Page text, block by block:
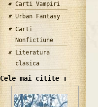
Carti Vampiri
Urban Fantasy
Carti
Nonfictiune
Literatura
clasica
Cele mai citite :